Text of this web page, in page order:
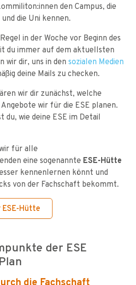
den Campus, die
die Uni kennen.
in der Woche vor Beginn des
du immer auf dem aktuellsten
wir dir, uns in den sozialen Medien
deine Mails zu checken.
wir dir zunächst, welche
wir für die ESE planen.
wie deine ESE im Detail
für alle
eine sogenannte ESE-Hütte
kennenlernen könnt und
von der Fachschaft bekommt.
Hütte
der ESE
die Fachschaft